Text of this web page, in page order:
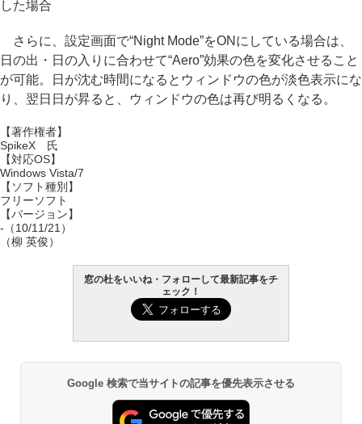
した場合
さらに、設定画面で“Night Mode”をONにしている場合は、
日の出・日の入りに合わせて“Aero”効果の色を変化させること
が可能。日が沈む時間になるとウィンドウの色が淡色表示にな
り、翌日日が昇ると、ウィンドウの色は再び明るくなる。
【著作権者】
SpikeX 氏
【対応OS】
Windows Vista/7
【ソフト種別】
フリーソフト
【バージョン】
-（10/11/21）
（柳 英俊）
窓の杜をいいね・フォローして最新記事をチ
ェック！
Google 検索で当サイトの記事を優先表示させる